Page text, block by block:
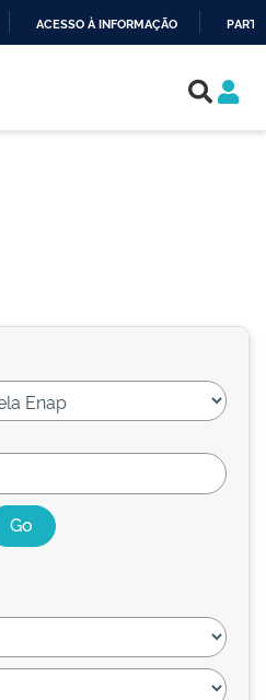
ACESSO À INFORMAÇÃO